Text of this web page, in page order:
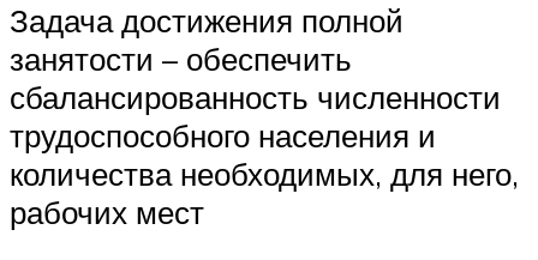
Задача достижения полной
занятости – обеспечить
сбалансированность численности
трудоспособного населения и
количества необходимых, для него,
рабочих мест